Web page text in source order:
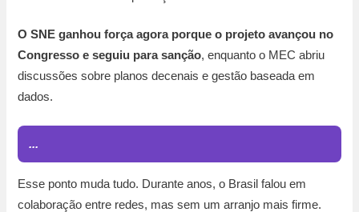
O SNE ganhou força agora porque o projeto avançou no
Congresso e seguiu para sanção, enquanto o MEC abriu
discussões sobre planos decenais e gestão baseada em
dados.
...
Esse ponto muda tudo. Durante anos, o Brasil falou em
colaboração entre redes, mas sem um arranjo mais firme.